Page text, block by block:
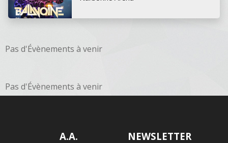
Pas d'Évènements à venir
Pas d'Évènements à venir
A.A.
NEWSLETTER